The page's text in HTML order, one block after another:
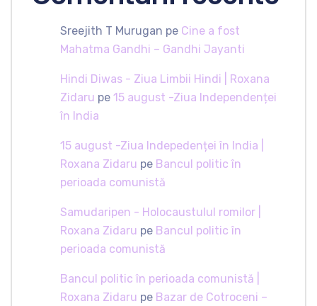
Sreejith T Murugan pe Cine a fost
Mahatma Gandhi – Gandhi Jayanti
Hindi Diwas - Ziua Limbii Hindi | Roxana
Zidaru pe 15 august -Ziua Independenței
în India
15 august -Ziua Indepedenței în India |
Roxana Zidaru pe Bancul politic în
perioada comunistă
Samudaripen - Holocaustulul romilor |
Roxana Zidaru pe Bancul politic în
perioada comunistă
Bancul politic în perioada comunistă |
Roxana Zidaru pe Bazar de Cotroceni –